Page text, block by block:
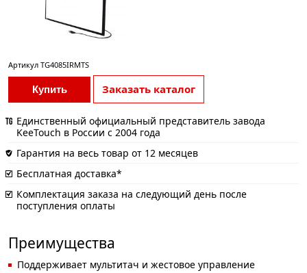
Артикул TG4085IRMTS
Купить Заказать каталог
Единственный официальный представитель завода
KeeTouch в России с 2004 года
Гарантия на весь товар от 12 месяцев
Бесплатная доставка*
Комплектация заказа на следующий день после
поступления оплаты
Преимущества
Поддерживает мультитач и жестовое управление